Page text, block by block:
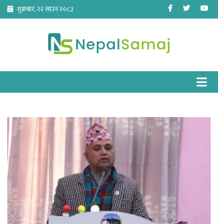
Skip
content
शुक्रबार, २२ साउन २०८३ Facebook
Twitter